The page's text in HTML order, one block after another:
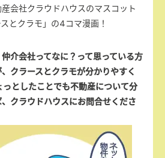
会社クラウドハウスのマスコット
とクラモ」の4コマ漫画！
介会社ってなに？って思っている方
クラースとクラモが分かりやすく
としたことでも不動産について分
クラウドハウスにお問合せくださ